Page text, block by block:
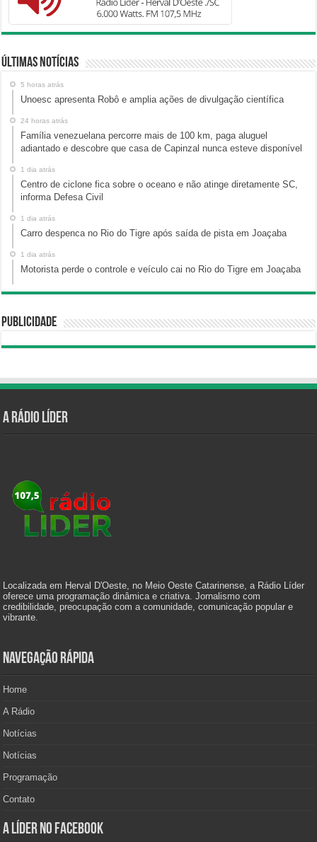
Últimas Notícias
5 horas atrás
Unoesc apresenta Robô e amplia ações de divulgação científica
24 horas atrás
Família venezuelana percorre mais de 100 km, paga aluguel
adiantado e descobre que casa de Capinzal nunca esteve disponível
1 dia atrás
Centro de ciclone fica sobre o oceano e não atinge diretamente SC,
informa Defesa Civil
1 dia atrás
Carro despenca no Rio do Tigre após saída de pista em Joaçaba
1 dia atrás
Motorista perde o controle e veículo cai no Rio do Tigre em Joaçaba
Publicidade
A Rádio Líder
Localizada em Herval D'Oeste, no Meio Oeste Catarinense, a Rádio Líder
oferece uma programação dinâmica e criativa. Jornalismo com
credibilidade, preocupação com a comunidade, comunicação popular e
vibrante.
Navegação Rápida
Home
A Rádio
Notícias
Notícias
Programação
Contato
A Líder no Facebook